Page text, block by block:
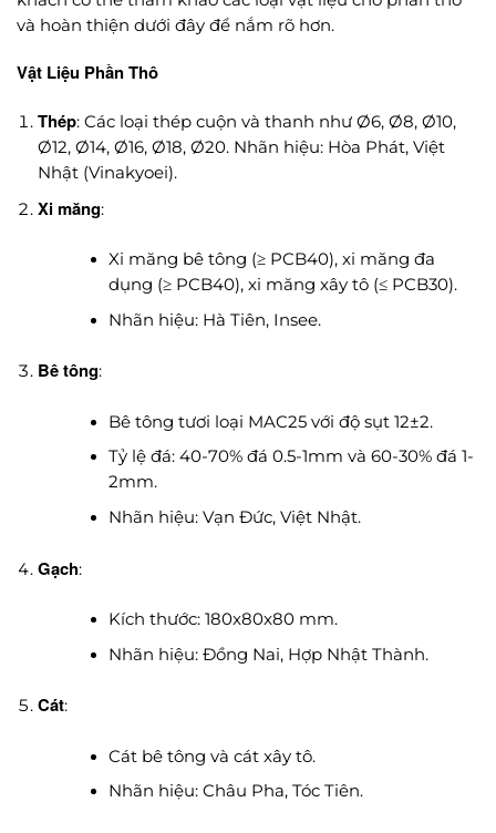
và hoàn thiện dưới đây để nắm rõ hơn.
Vật Liệu Phần Thô
Thép: Các loại thép cuộn và thanh như Ø6, Ø8, Ø10,
Ø12, Ø14, Ø16, Ø18, Ø20. Nhãn hiệu: Hòa Phát, Việt
Nhật (Vinakyoei).
Xi măng:
Xi măng bê tông (≥ PCB40), xi măng đa
dụng (≥ PCB40), xi măng xây tô (≤ PCB30).
Nhãn hiệu: Hà Tiên, Insee.
Bê tông:
Bê tông tươi loại MAC25 với độ sụt 12±2.
Tỷ lệ đá: 40-70% đá 0.5-1mm và 60-30% đá 1-
2mm.
Nhãn hiệu: Vạn Đức, Việt Nhật.
Gạch:
Kích thước: 180x80x80 mm.
Nhãn hiệu: Đồng Nai, Hợp Nhật Thành.
Cát:
Cát bê tông và cát xây tô.
Nhãn hiệu: Châu Pha, Tóc Tiên.